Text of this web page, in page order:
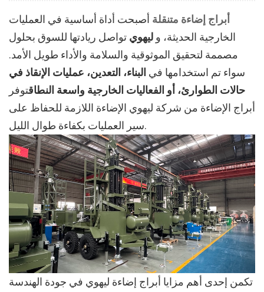
أبراج إضاءة متنقلة أصبحت أداة أساسية في العمليات
الخارجية الحديثة، و ليهوي تواصل ريادتها للسوق بحلول
مصممة لتحقيق الموثوقية والسلامة والأداء طويل الأمد.
سواء تم استخدامها في البناء، التعدين، عمليات الإنقاذ في
حالات الطوارئ، أو الفعاليات الخارجية واسعة النطاقتوفر
أبراج الإضاءة من شركة ليهوي الإضاءة اللازمة للحفاظ على
سير العمليات بكفاءة طوال الليل.
تكمن إحدى أهم مزايا أبراج إضاءة ليهوي في جودة الهندسة